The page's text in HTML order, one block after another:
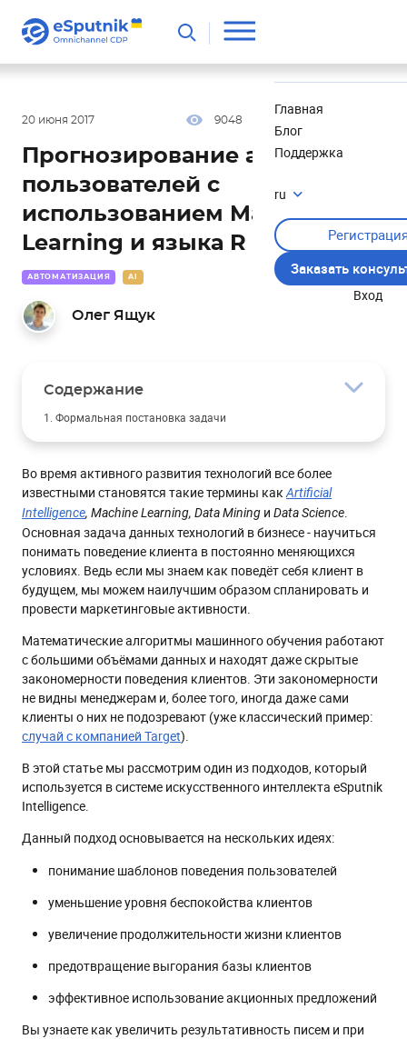
Главная
Блог
Поддержка
ru
Заказать
Вход
20 июня 2017 9048
АВТОМАТИЗАЦИЯ AI
Прогнозирование активности
пользователей с
использованием Machine
Learning и языка R
Олег Ящук
Содержание
1. Формальная постановка задачи
2. Подготовка данных
2.1. Моделирование исходных данных
2.2. Агрегирование информации по каждому
пользователю
3. Выбор и обучение модели
3.1. Разделение данных на обучающую и тестовую
выборки
3.2. Обучение модели на выборке для обучения
3.3. Предсказание результатов для тестовой выборки
4. Анализ точности модели
5. Анализ результатов
Существенно ли это?
Во время активного развития технологий все более
известными становятся такие термины какArtificial
Intelligence, Machine Learning, Data Mining и Data Science.
Основная задача данных технологий в бизнесе - научиться
понимать поведение клиента в постоянно меняющихся
условиях. Ведь если мы знаем как поведёт себя клиент в
будущем, мы можем наилучшим образом спланировать и
провести маркетинговые активности.
Математические алгоритмы машинного обучения работают
с большими объёмами данных и находят даже скрытые
закономерности поведения клиентов. Эти закономерности
не видны менеджерам и, более того, иногда даже сами
клиенты о них не подозревают (уже классический пример:
случай с компанией Target).
В этой статье мы рассмотрим один из подходов, который
используется в системе искусственного интеллекта eSputnik
Intelligence.
Данный подход основывается на нескольких идеях:
понимание шаблонов поведения пользователей
уменьшение уровня беспокойства клиентов
увеличение продолжительности жизни клиентов
предотвращение выгорания базы клиентов
эффективное использование акционных предложений
Вы узнаете как увеличить результативность писем и при